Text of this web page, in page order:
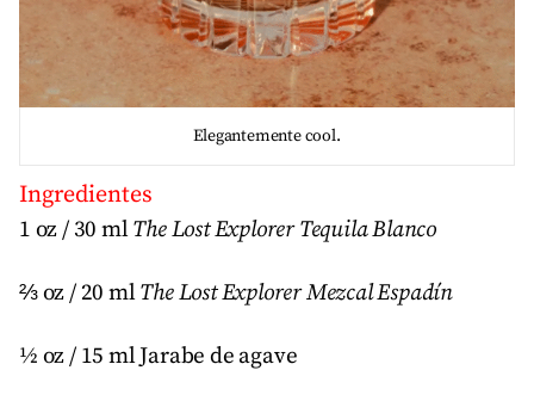
Elegantemente cool.
Ingredientes
1 oz / 30 mlThe Lost Explorer Tequila Blanco
⅔ oz / 20 mlThe Lost Explorer Mezcal Espadín
½ oz / 15 ml Jarabe de agave